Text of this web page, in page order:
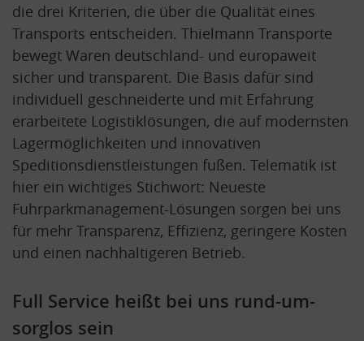
die drei Kriterien, die über die Qualität eines
Transports entscheiden. Thielmann Transporte
bewegt Waren deutschland- und europaweit
sicher und transparent. Die Basis dafür sind
individuell geschneiderte und mit Erfahrung
erarbeitete Logistiklösungen, die auf modernsten
Lagermöglichkeiten und innovativen
Speditionsdienstleistungen fußen. Telematik ist
hier ein wichtiges Stichwort: Neueste
Fuhrparkmanagement-Lösungen sorgen bei uns
für mehr Transparenz, Effizienz, geringere Kosten
und einen nachhaltigeren Betrieb.
Full Service heißt bei uns rund-um-
sorglos sein